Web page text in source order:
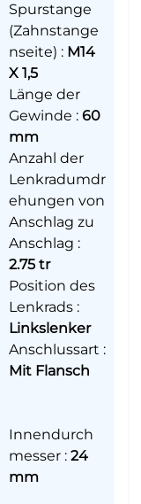
Spurstange
(Zahnstange
nseite) : M14
X 1,5
Länge der
Gewinde : 60
mm
Anzahl der
Lenkradumdr
ehungen von
Anschlag zu
Anschlag :
2.75 tr
Position des
Lenkrads :
Linkslenker
Anschlussart :
Mit Flansch
Innendurch
messer : 24
mm